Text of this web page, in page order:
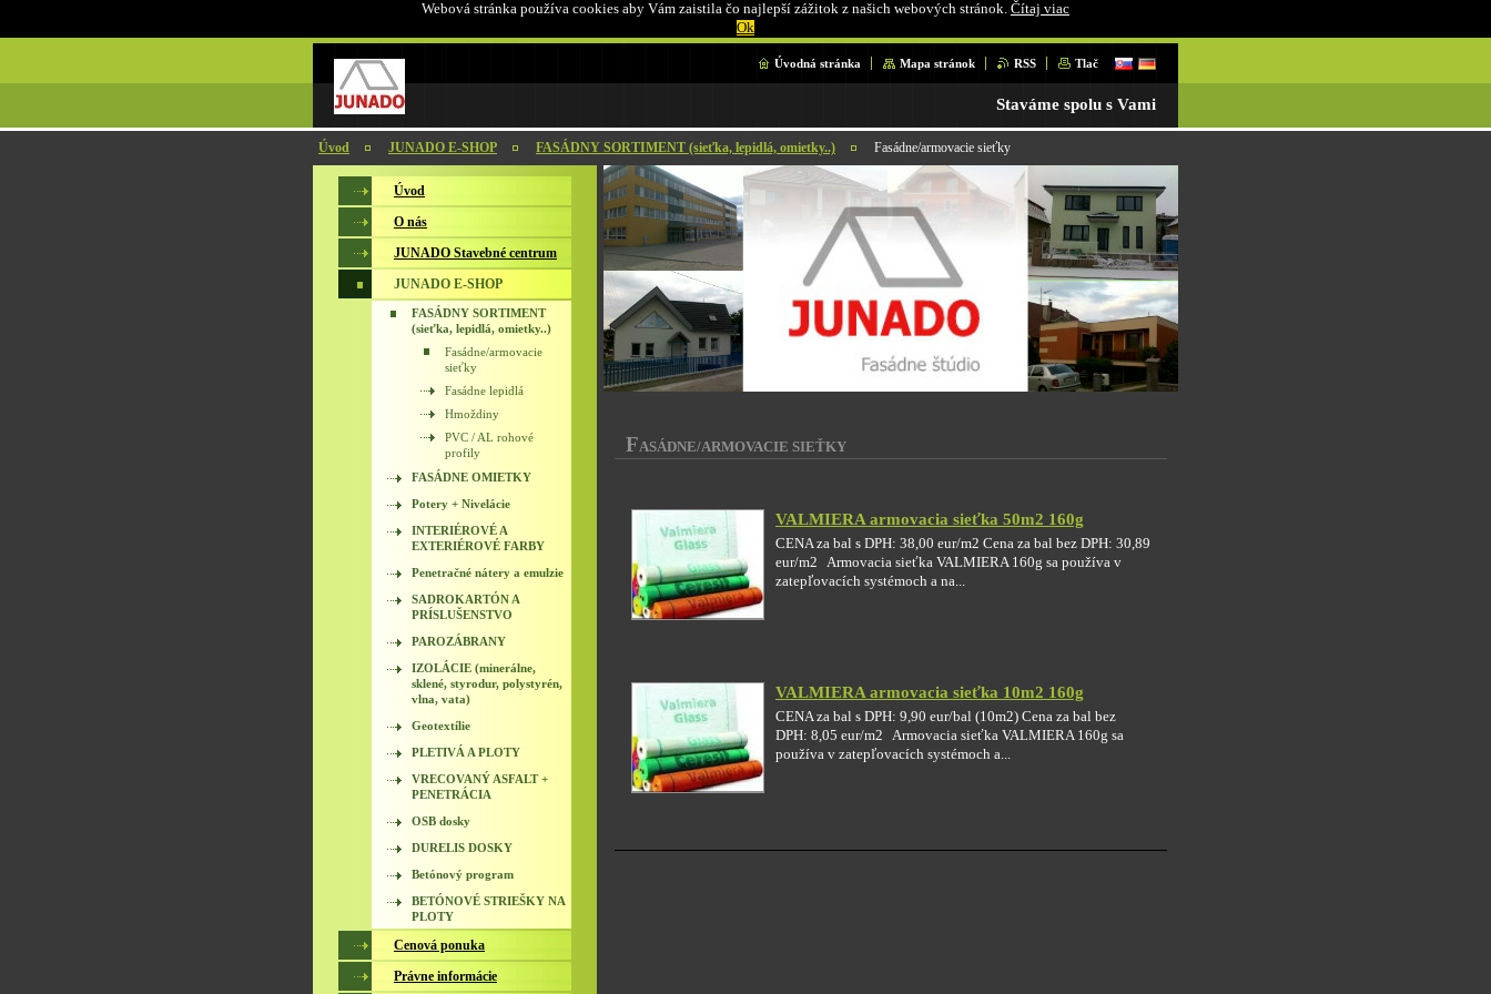
Webová stránka používa cookies aby Vám zaistila čo najlepší zážitok z našich webových stránok. Čítaj viac
Ok
Úvodná stránka Mapa stránok RSS Tlač
Staváme spolu s Vami
Úvod JUNADO E-SHOP FASÁDNY SORTIMENT (sieťka, lepidlá, omietky..) Fasádne/armovacie sieťky
FASÁDNE/ARMOVACIE SIEŤKY
VALMIERA armovacia sieťka 50m2 160g
CENA za bal s DPH: 38,00 eur/m2 Cena za bal bez DPH: 30,89
eur/m2 Armovacia sieťka VALMIERA 160g sa používa v
zatepľovacích systémoch a na...
VALMIERA armovacia sieťka 10m2 160g
CENA za bal s DPH: 9,90 eur/bal (10m2) Cena za bal bez
DPH: 8,05 eur/m2 Armovacia sieťka VALMIERA 160g sa
používa v zatepľovacích systémoch a...
Úvod
O nás
JUNADO Stavebné centrum
JUNADO E-SHOP
FASÁDNY SORTIMENT
(sieťka, lepidlá, omietky..)
Fasádne/armovacie
sieťky
Fasádne lepidlá
Hmoždiny
PVC / AL rohové
profily
FASÁDNE OMIETKY
Potery + Nivelácie
INTERIÉROVÉ A
EXTERIÉROVÉ FARBY
Penetračné nátery a emulzie
SADROKARTÓN A
PRÍSLUŠENSTVO
PAROZÁBRANY
IZOLÁCIE (minerálne,
sklené, styrodur, polystyrén,
vlna, vata)
Geotextílie
PLETIVÁ A PLOTY
VRECOVANÝ ASFALT +
PENETRÁCIA
OSB dosky
DURELIS DOSKY
Betónový program
BETÓNOVÉ STRIEŠKY NA
PLOTY
Cenová ponuka
Právne informácie